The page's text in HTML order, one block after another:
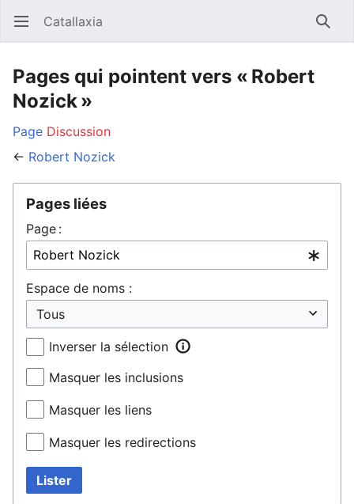
Ouvrir le menu principal Catallaxia
Pages qui pointent vers « Robert
Nozick »
Page Discussion
← Robert Nozick
Pages liées
Page :
Espace de noms :
Inverser la sélection
Masquer les inclusions
Masquer les liens
Masquer les redirections
Lister